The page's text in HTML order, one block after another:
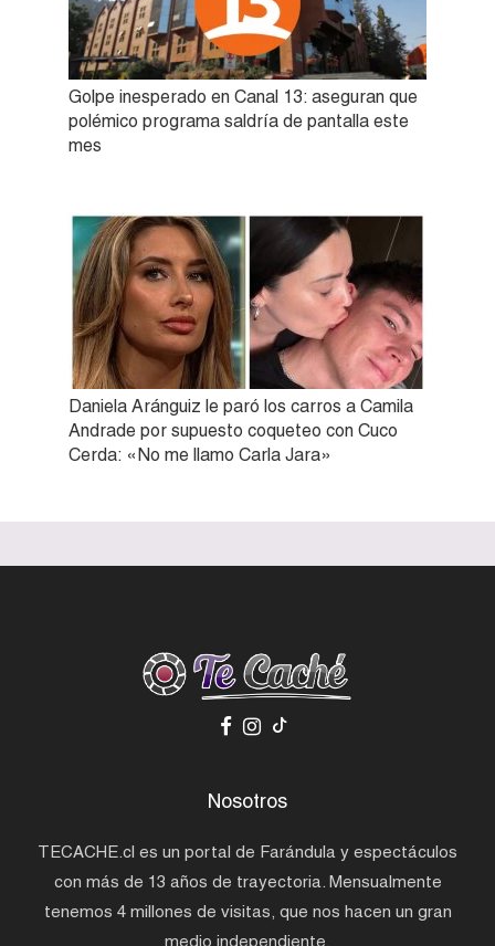
Golpe inesperado en Canal 13: aseguran que
polémico programa saldría de pantalla este
mes
Daniela Aránguiz le paró los carros a Camila
Andrade por supuesto coqueteo con Cuco
Cerda: «No me llamo Carla Jara»
Nosotros
TECACHE.cl es un portal de Farándula y espectáculos
con más de 13 años de trayectoria. Mensualmente
tenemos 4 millones de visitas, que nos hacen un gran
medio independiente.